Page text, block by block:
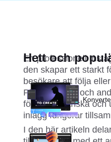
En professionell
den skapar ett starkt
besökare att följa
Planoly, Later och
förhandsgranska och
inlägg fungerar
I den här artikeln
Hett och